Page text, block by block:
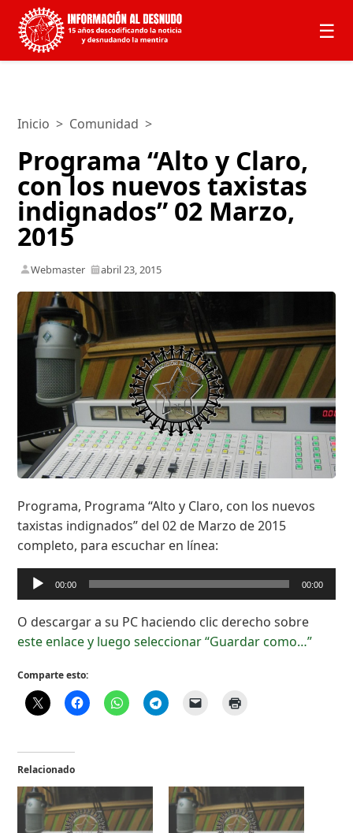
☰
Inicio > Comunidad >
Programa “Alto y Claro,
con los nuevos taxistas
indignados” 02 Marzo,
2015
Webmaster abril 23, 2015
Programa, Programa “Alto y Claro, con los nuevos
taxistas indignados” del 02 de Marzo de 2015
completo, para escuchar en línea:
Reproductor
de
audio
00:00 00:00
O descargar a su PC haciendo clic derecho sobre
este enlace y luego seleccionar “Guardar como…”
Comparte esto:
Relacionado